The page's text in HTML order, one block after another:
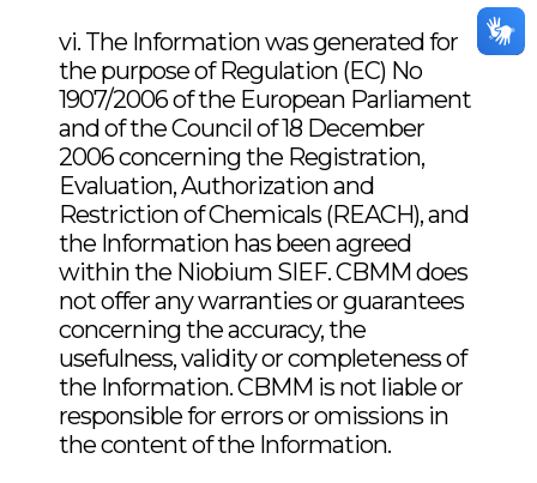
In vitro Skin CorrosionNb2O5
2568B
Literature Survey Report -
Diniobium pentaoxide
Mutation Assay in vitroNb2O5
092575B
Oxidizing PropertiesNb2O5
S0902889
Reverse Mutation AssayNb
092573A
Self ignition
Oxidizing
Particle size
Self Ignition_Nb (200901121)
vi. The Information was generated for
the purpose of Regulation (EC) No
1907/2006 of the European Parliament
and of the Council of 18 December
2006 concerning the Registration,
Evaluation, Authorization and
Restriction of Chemicals (REACH), and
the Information has been agreed
within the Niobium SIEF. CBMM does
not offer any warranties or guarantees
concerning the accuracy, the
usefulness, validity or completeness of
the Information. CBMM is not liable or
responsible for errors or omissions in
the content of the Information.